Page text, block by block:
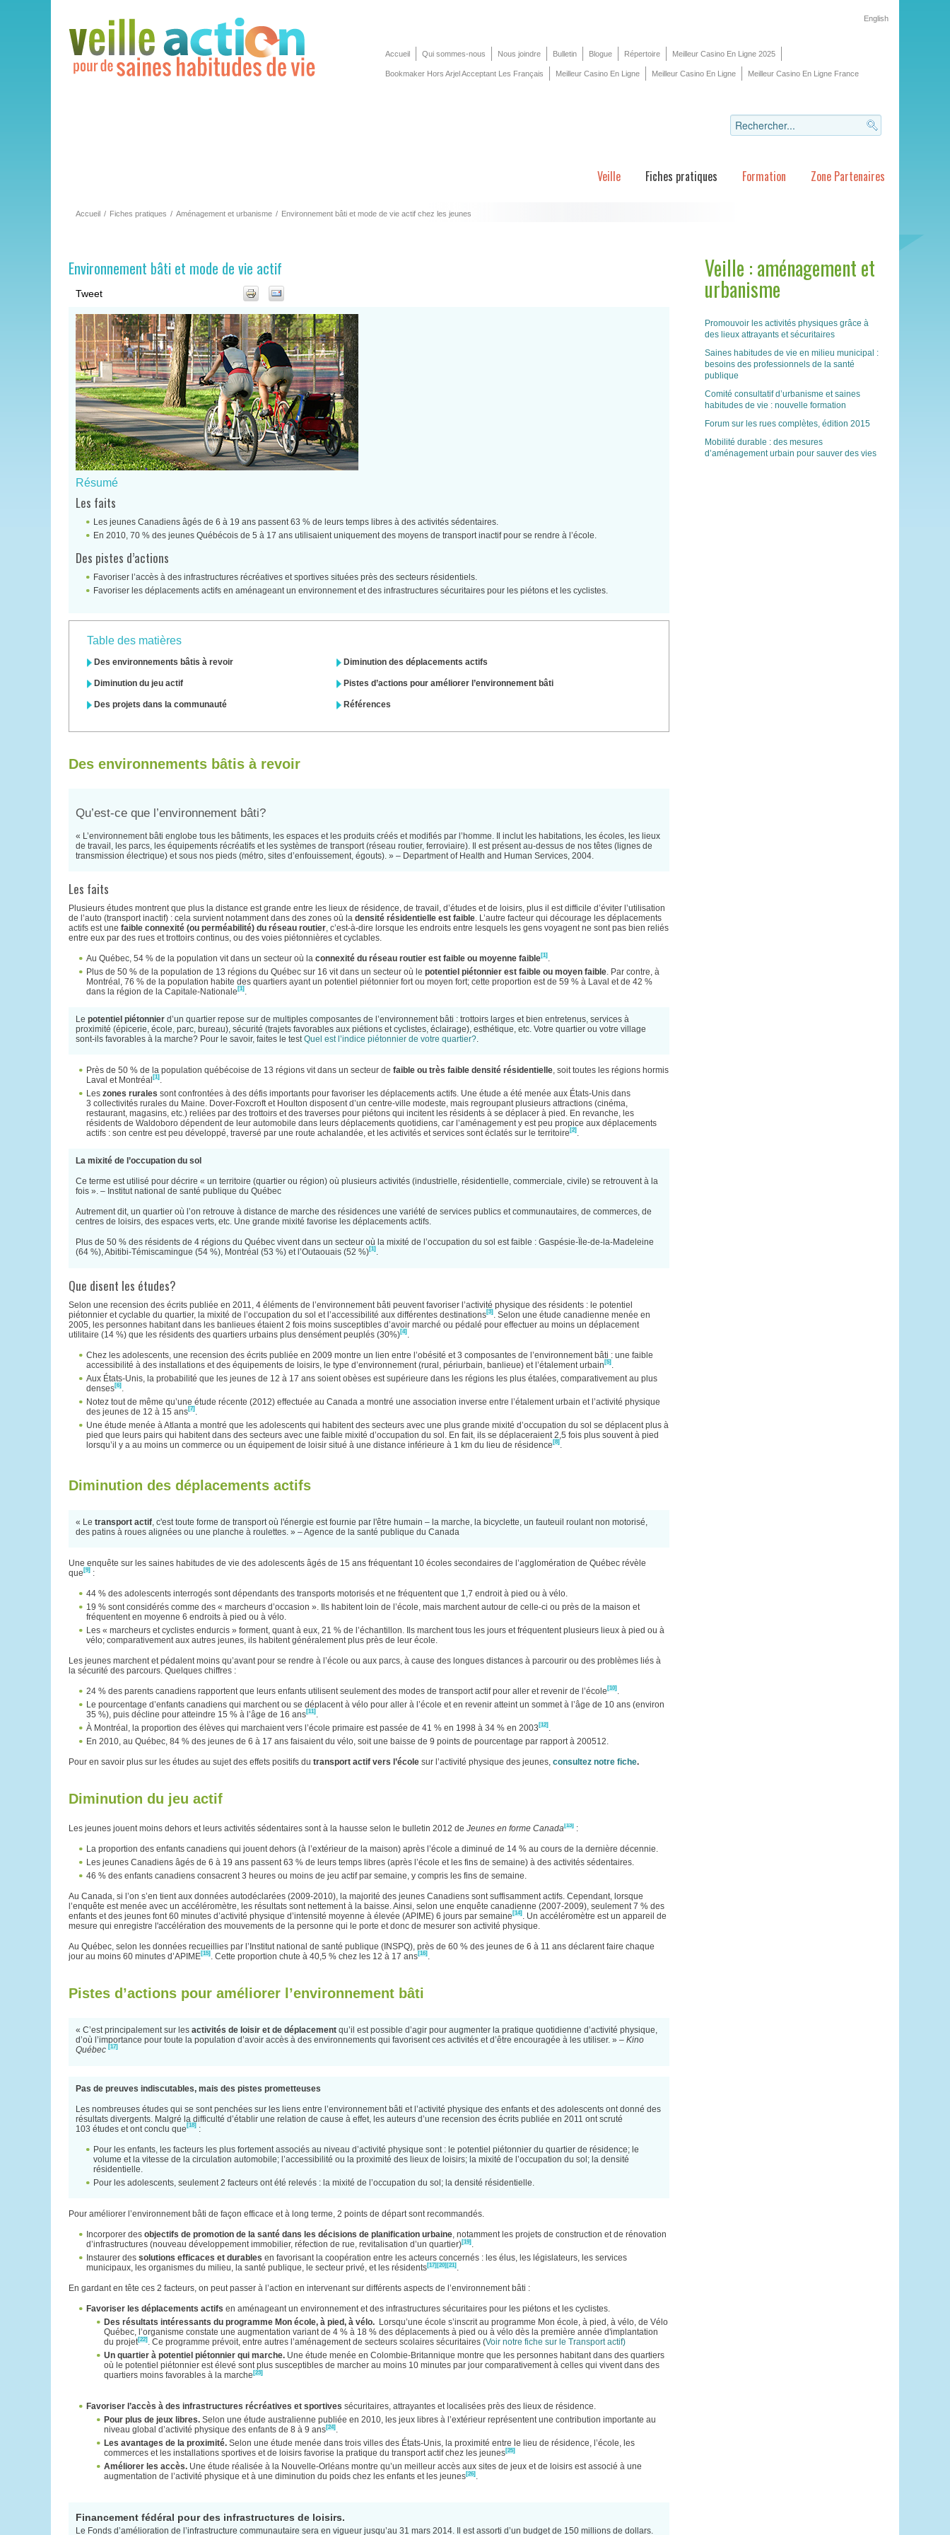
English
Accueil Qui sommes-nous Nous joindre Bulletin Blogue Répertoire Meilleur Casino En Ligne 2025
Bookmaker Hors Arjel Acceptant Les Français Meilleur Casino En Ligne Meilleur Casino En Ligne Meilleur Casino En Ligne France
Veille Fiches pratiques Formation Zone Partenaires
Accueil / Fiches pratiques / Aménagement et urbanisme / Environnement bâti et mode de vie actif chez les jeunes
Environnement bâti et mode de vie actif
Tweet
Résumé
Les faits
Les jeunes Canadiens âgés de 6 à 19 ans passent 63 % de leurs temps libres à des activités sédentaires.
En 2010, 70 % des jeunes Québécois de 5 à 17 ans utilisaient uniquement des moyens de transport inactif pour se rendre à l’école.
Des pistes d’actions
Favoriser l’accès à des infrastructures récréatives et sportives situées près des secteurs résidentiels.
Favoriser les déplacements actifs en aménageant un environnement et des infrastructures sécuritaires pour les piétons et les cyclistes.
Table des matières
Des environnements bâtis à revoir Diminution des déplacements actifs
Diminution du jeu actif Pistes d’actions pour améliorer l’environnement bâti
Des projets dans la communauté Références
Des environnements bâtis à revoir
Qu’est-ce que l’environnement bâti?
« L’environnement bâti englobe tous les bâtiments, les espaces et les produits créés et modifiés par l’homme. Il inclut les habitations, les écoles, les lieux
de travail, les parcs, les équipements récréatifs et les systèmes de transport (réseau routier, ferroviaire). Il est présent au-dessus de nos têtes (lignes de
transmission électrique) et sous nos pieds (métro, sites d’enfouissement, égouts). » – Department of Health and Human Services, 2004.
Les faits
Plusieurs études montrent que plus la distance est grande entre les lieux de résidence, de travail, d’études et de loisirs, plus il est difficile d’éviter l’utilisation
de l’auto (transport inactif) : cela survient notamment dans des zones où la densité résidentielle est faible. L’autre facteur qui décourage les déplacements
actifs est une faible connexité (ou perméabilité) du réseau routier, c’est-à-dire lorsque les endroits entre lesquels les gens voyagent ne sont pas bien reliés
entre eux par des rues et trottoirs continus, ou des voies piétonnières et cyclables.
Au Québec, 54 % de la population vit dans un secteur où la connexité du réseau routier est faible ou moyenne faible[1] .
Plus de 50 % de la population de 13 régions du Québec sur 16 vit dans un secteur où le potentiel piétonnier est faible ou moyen faible. Par contre, à
Montréal, 76 % de la population habite des quartiers ayant un potentiel piétonnier fort ou moyen fort; cette proportion est de 59 % à Laval et de 42 %
dans la région de la Capitale-Nationale [1] .
Le potentiel piétonnier d’un quartier repose sur de multiples composantes de l’environnement bâti : trottoirs larges et bien entretenus, services à
proximité (épicerie, école, parc, bureau), sécurité (trajets favorables aux piétions et cyclistes, éclairage), esthétique, etc. Votre quartier ou votre village
sont-ils favorables à la marche? Pour le savoir, faites le testQuel est l’indice piétonnier de votre quartier?.
Près de 50 % de la population québécoise de 13 régions vit dans un secteur de faible ou très faible densité résidentielle, soit toutes les régions hormis
Laval et Montréal [1] .
Les zones rurales sont confrontées à des défis importants pour favoriser les déplacements actifs. Une étude a été menée aux États-Unis dans
3 collectivités rurales du Maine. Dover-Foxcroft et Houlton disposent d’un centre-ville modeste, mais regroupant plusieurs attractions (cinéma,
restaurant, magasins, etc.) reliées par des trottoirs et des traverses pour piétons qui incitent les résidents à se déplacer à pied. En revanche, les
résidents de Waldoboro dépendent de leur automobile dans leurs déplacements quotidiens, car l’aménagement y est peu propice aux déplacements
actifs : son centre est peu développé, traversé par une route achalandée, et les activités et services sont éclatés sur le territoire [2] .
La mixité de l’occupation du sol
Ce terme est utilisé pour décrire « un territoire (quartier ou région) où plusieurs activités (industrielle, résidentielle, commerciale, civile) se retrouvent à la
fois ». – Institut national de santé publique du Québec
Autrement dit, un quartier où l’on retrouve à distance de marche des résidences une variété de services publics et communautaires, de commerces, de
centres de loisirs, des espaces verts, etc. Une grande mixité favorise les déplacements actifs.
Plus de 50 % des résidents de 4 régions du Québec vivent dans un secteur où la mixité de l’occupation du sol est faible : Gaspésie-Île-de-la-Madeleine
(64 %), Abitibi-Témiscamingue (54 %), Montréal (53 %) et l’Outaouais (52 %)[1] .
Que disent les études?
Selon une recension des écrits publiée en 2011, 4 éléments de l’environnement bâti peuvent favoriser l’activité physique des résidents : le potentiel
piétonnier et cyclable du quartier, la mixité de l’occupation du sol et l’accessibilité aux différentes destinations[3] . Selon une étude canadienne menée en
2005, les personnes habitant dans les banlieues étaient 2 fois moins susceptibles d’avoir marché ou pédalé pour effectuer au moins un déplacement
utilitaire (14 %) que les résidents des quartiers urbains plus densément peuplés (30%)[4] .
Chez les adolescents, une recension des écrits publiée en 2009 montre un lien entre l’obésité et 3 composantes de l’environnement bâti : une faible
accessibilité à des installations et des équipements de loisirs, le type d’environnement (rural, périurbain, banlieue) et l’étalement urbain [5] .
Aux États-Unis, la probabilité que les jeunes de 12 à 17 ans soient obèses est supérieure dans les régions les plus étalées, comparativement au plus
denses[6] .
Notez tout de même qu’une étude récente (2012) effectuée au Canada a montré une association inverse entre l’étalement urbain et l’activité physique
des jeunes de 12 à 15 ans[7] .
Une étude menée à Atlanta a montré que les adolescents qui habitent des secteurs avec une plus grande mixité d’occupation du sol se déplacent plus à
pied que leurs pairs qui habitent dans des secteurs avec une faible mixité d’occupation du sol. En fait, ils se déplaceraient 2,5 fois plus souvent à pied
lorsqu’il y a au moins un commerce ou un équipement de loisir situé à une distance inférieure à 1 km du lieu de résidence [8] .
Diminution des déplacements actifs
« Le transport actif, c'est toute forme de transport où l'énergie est fournie par l'être humain – la marche, la bicyclette, un fauteuil roulant non motorisé,
des patins à roues alignées ou une planche à roulettes. » – Agence de la santé publique du Canada
Une enquête sur les saines habitudes de vie des adolescents âgés de 15 ans fréquentant 10 écoles secondaires de l’agglomération de Québec révèle
que [9] :
44 % des adolescents interrogés sont dépendants des transports motorisés et ne fréquentent que 1,7 endroit à pied ou à vélo.
19 % sont considérés comme des « marcheurs d’occasion ». Ils habitent loin de l’école, mais marchent autour de celle-ci ou près de la maison et
fréquentent en moyenne 6 endroits à pied ou à vélo.
Les « marcheurs et cyclistes endurcis » forment, quant à eux, 21 % de l’échantillon. Ils marchent tous les jours et fréquentent plusieurs lieux à pied ou à
vélo; comparativement aux autres jeunes, ils habitent généralement plus près de leur école.
Les jeunes marchent et pédalent moins qu’avant pour se rendre à l’école ou aux parcs, à cause des longues distances à parcourir ou des problèmes liés à
la sécurité des parcours. Quelques chiffres :
24 % des parents canadiens rapportent que leurs enfants utilisent seulement des modes de transport actif pour aller et revenir de l’école [10] .
Le pourcentage d’enfants canadiens qui marchent ou se déplacent à vélo pour aller à l’école et en revenir atteint un sommet à l’âge de 10 ans (environ
35 %), puis décline pour atteindre 15 % à l’âge de 16 ans[11] .
À Montréal, la proportion des élèves qui marchaient vers l’école primaire est passée de 41 % en 1998 à 34 % en 2003 [12] .
En 2010, au Québec, 84 % des jeunes de 6 à 17 ans faisaient du vélo, soit une baisse de 9 points de pourcentage par rapport à 200512.
Pour en savoir plus sur les études au sujet des effets positifs du transport actif vers l’école sur l’activité physique des jeunes, consultez notre fiche.
Diminution du jeu actif
Les jeunes jouent moins dehors et leurs activités sédentaires sont à la hausse selon le bulletin 2012 de Jeunes en forme Canada[13] :
La proportion des enfants canadiens qui jouent dehors (à l’extérieur de la maison) après l’école a diminué de 14 % au cours de la dernière décennie.
Les jeunes Canadiens âgés de 6 à 19 ans passent 63 % de leurs temps libres (après l’école et les fins de semaine) à des activités sédentaires.
46 % des enfants canadiens consacrent 3 heures ou moins de jeu actif par semaine, y compris les fins de semaine.
Au Canada, si l’on s’en tient aux données autodéclarées (2009-2010), la majorité des jeunes Canadiens sont suffisamment actifs. Cependant, lorsque
l’enquête est menée avec un accéléromètre, les résultats sont nettement à la baisse. Ainsi, selon une enquête canadienne (2007-2009), seulement 7 % des
enfants et des jeunes font 60 minutes d’activité physique d’intensité moyenne à élevée (APIME) 6 jours par semaine [14] . Un accéléromètre est un appareil de
mesure qui enregistre l'accélération des mouvements de la personne qui le porte et donc de mesurer son activité physique.
Au Québec, selon les données recueillies par l’Institut national de santé publique (INSPQ), près de 60 % des jeunes de 6 à 11 ans déclarent faire chaque
jour au moins 60 minutes d’APIME[15] . Cette proportion chute à 40,5 % chez les 12 à 17 ans[16] .
Pistes d’actions pour améliorer l’environnement bâti
« C’est principalement sur les activités de loisir et de déplacement qu’il est possible d’agir pour augmenter la pratique quotidienne d’activité physique,
d’où l’importance pour toute la population d’avoir accès à des environnements qui favorisent ces activités et d’être encouragée à les utiliser. » – Kino
Québec [17]
Pas de preuves indiscutables, mais des pistes prometteuses
Les nombreuses études qui se sont penchées sur les liens entre l’environnement bâti et l’activité physique des enfants et des adolescents ont donné des
résultats divergents. Malgré la difficulté d’établir une relation de cause à effet, les auteurs d’une recension des écrits publiée en 2011 ont scruté
103 études et ont conclu que [18] :
Pour les enfants, les facteurs les plus fortement associés au niveau d’activité physique sont : le potentiel piétonnier du quartier de résidence; le
volume et la vitesse de la circulation automobile; l’accessibilité ou la proximité des lieux de loisirs; la mixité de l’occupation du sol; la densité
résidentielle.
Pour les adolescents, seulement 2 facteurs ont été relevés : la mixité de l’occupation du sol; la densité résidentielle.
Pour améliorer l’environnement bâti de façon efficace et à long terme, 2 points de départ sont recommandés.
Incorporer des objectifs de promotion de la santé dans les décisions de planification urbaine, notamment les projets de construction et de rénovation
d’infrastructures (nouveau développement immobilier, réfection de rue, revitalisation d’un quartier)[19] .
Instaurer des solutions efficaces et durables en favorisant la coopération entre les acteurs concernés : les élus, les législateurs, les services
municipaux, les organismes du milieu, la santé publique, le secteur privé, et les résidents[17] [20] [21] .
En gardant en tête ces 2 facteurs, on peut passer à l’action en intervenant sur différents aspects de l’environnement bâti :
Favoriser les déplacements actifs en aménageant un environnement et des infrastructures sécuritaires pour les piétons et les cyclistes.
Des résultats intéressants du programme Mon école, à pied, à vélo. Lorsqu’une école s’inscrit au programme Mon école, à pied, à vélo, de Vélo
Québec, l’organisme constate une augmentation variant de 4 % à 18 % des déplacements à pied ou à vélo dès la première année d'implantation
du projet[22] . Ce programme prévoit, entre autres l’aménagement de secteurs scolaires sécuritaires (Voir notre fiche sur le Transport actif)
Un quartier à potentiel piétonnier qui marche. Une étude menée en Colombie-Britannique montre que les personnes habitant dans des quartiers
où le potentiel piétonnier est élevé sont plus susceptibles de marcher au moins 10 minutes par jour comparativement à celles qui vivent dans des
quartiers moins favorables à la marche [23]
Favoriser l’accès à des infrastructures récréatives et sportives sécuritaires, attrayantes et localisées près des lieux de résidence.
Pour plus de jeux libres. Selon une étude australienne publiée en 2010, les jeux libres à l’extérieur représentent une contribution importante au
niveau global d’activité physique des enfants de 8 à 9 ans[24] .
Les avantages de la proximité. Selon une étude menée dans trois villes des États-Unis, la proximité entre le lieu de résidence, l’école, les
commerces et les installations sportives et de loisirs favorise la pratique du transport actif chez les jeunes[25]
Améliorer les accès. Une étude réalisée à la Nouvelle-Orléans montre qu’un meilleur accès aux sites de jeux et de loisirs est associé à une
augmentation de l’activité physique et à une diminution du poids chez les enfants et les jeunes[26] .
Financement fédéral pour des infrastructures de loisirs.
Le Fonds d’amélioration de l’infrastructure communautaire sera en vigueur jusqu’au 31 mars 2014. Il est assorti d’un budget de 150 millions de dollars.
Veille : aménagement et
urbanisme
Promouvoir les activités physiques grâce à
des lieux attrayants et sécuritaires
Saines habitudes de vie en milieu municipal :
besoins des professionnels de la santé
publique
Comité consultatif d’urbanisme et saines
habitudes de vie : nouvelle formation
Forum sur les rues complètes, édition 2015
Mobilité durable : des mesures
d’aménagement urbain pour sauver des vies